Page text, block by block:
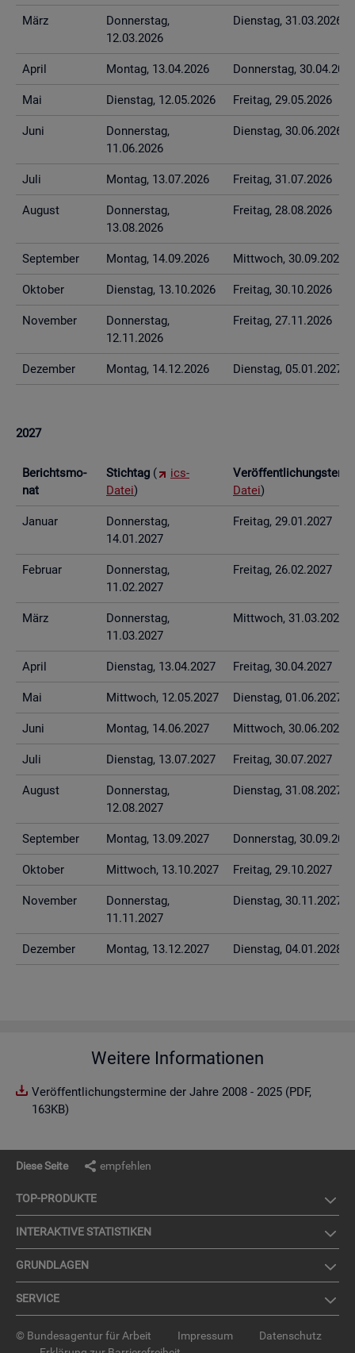
März
Don­ners­tag,
12.03.2026
Diens­tag, 31.03.2026
April Mon­tag, 13.04.2026 Don­ners­tag,
Mai Diens­tag, 12.05.2026 Frei­tag, 29.05.2026
Juni
Don­ners­tag,
11.06.2026
Diens­tag, 30.06.2026
Juli Mon­tag, 13.07.2026 Frei­tag, 31.07.2026
Au­gust
Don­ners­tag,
13.08.2026
Frei­tag, 28.08.2026
Sep­tem­ber Mon­tag, 14.09.2026 Mitt­woch, 30.09.2026
Ok­to­ber Diens­tag, 13.10.2026 Frei­tag, 30.10.2026
No­vem­ber
Don­ners­tag,
12.11.2026
Frei­tag, 27.11.2026
De­zem­ber Mon­tag, 14.12.2026 Diens­tag, 05.01.2027
2027
Be­richts­mo­
nat
Stich­tag (
ics-
Datei)
Datei)
Ja­nu­ar
Don­ners­tag,
14.01.2027
Frei­tag, 29.01.2027
Fe­bru­ar
Don­ners­tag,
11.02.2027
Frei­tag, 26.02.2027
März
Don­ners­tag,
11.03.2027
Mitt­woch, 31.03.2027
April Diens­tag, 13.04.2027 Frei­tag, 30.04.2027
Mai Mitt­woch, 12.05.2027 Diens­tag, 01.06.2027
Juni Mon­tag, 14.06.2027 Mitt­woch, 30.06.2027
Juli Diens­tag, 13.07.2027 Frei­tag, 30.07.2027
Au­gust
Don­ners­tag,
12.08.2027
Diens­tag, 31.08.2027
Sep­tem­ber Mon­tag, 13.09.2027 Don­ners­tag,
Ok­to­ber Mitt­woch, 13.10.2027 Frei­tag, 29.10.2027
No­vem­ber
Don­ners­tag,
11.11.2027
Diens­tag, 30.11.2027
De­zem­ber Mon­tag, 13.12.2027 Diens­tag, 04.01.2028
Weitere Informationen
Veröffentlichungstermine der Jahre 2008 - 2025 (PDF,
163KB)
Diese Seite empfehlen
TOP-PRO­DUK­TE
IN­TER­AK­TI­VE STA­TIS­TI­KEN
GRUND­LA­GEN
SER­VICE
© Bundesagentur für Arbeit Impressum
Datenschutz